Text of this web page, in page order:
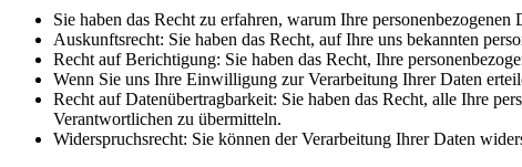
Sie haben das Recht zu erfahren, warum Ihre
Auskunftsrecht: Sie haben das Recht, auf Ihre uns bekannten
Recht auf Berichtigung: Sie haben das Recht, Ihre
Wenn Sie uns Ihre Einwilligung zur Verarbeitung Ihrer Daten
Recht auf Datenübertragbarkeit: Sie haben das Recht, alle Ihre
Verantwortlichen zu übermitteln.
Widerspruchsrecht: Sie können der Verarbeitung Ihrer Daten